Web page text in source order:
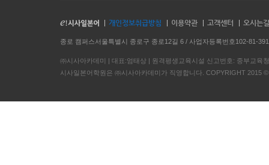
개인정보취급방침 이용약관 고객센터 오시는길
종로 캠퍼스서울특별시 종로구 종로12길 6 / 사업자등록번호102-81-
㈜시사아카데미 | 대표:엄태상 | 원격평생교육시설 신고번호: 중부교육
시사일본어학원은 ㈜시사아카데미가 직영합니다. COPYRIGHT 2015